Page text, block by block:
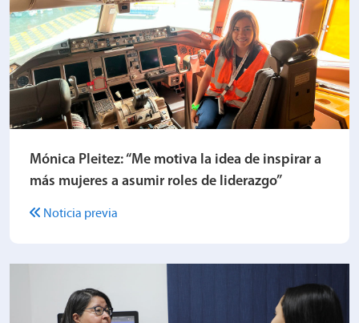
Mónica Pleitez: “Me motiva la idea de inspirar a
más mujeres a asumir roles de liderazgo”
Noticia previa